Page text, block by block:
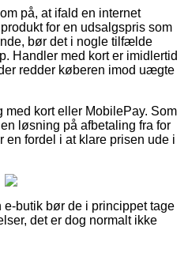
på, at ifald en internet
for en udsalgspris som
bør det i nogle tilfælde
Handler med kort er imidlertid
redder køberen imod uægte
med kort eller MobilePay. Som
løsning på afbetaling fra for
fordel i at klare prisen ude i
butik bør de i princippet tage
det er dog normalt ikke